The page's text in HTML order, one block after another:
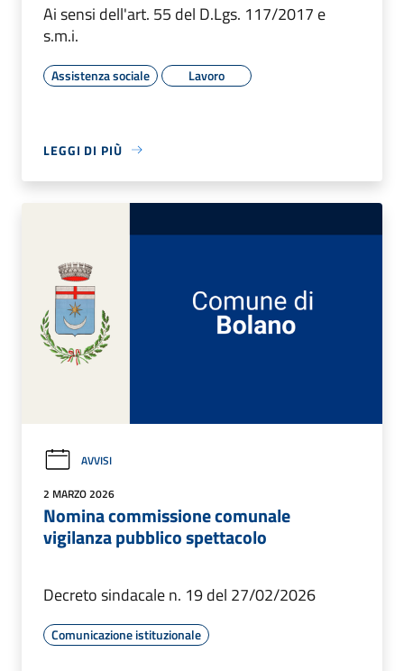
Ai sensi dell'art. 55 del D.Lgs. 117/2017 e
s.m.i.
Assistenza sociale Lavoro
LEGGI DI PIÙ
AVVISI
2 MARZO 2026
Nomina commissione comunale
vigilanza pubblico spettacolo
Decreto sindacale n. 19 del 27/02/2026
Comunicazione istituzionale